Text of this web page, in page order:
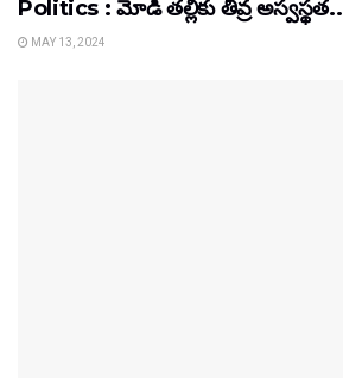
Politics : మోడీ తల్లికు తీవ్ర అస్వస్థత..
MAY 13, 2024